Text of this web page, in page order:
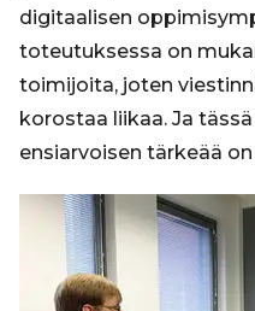
digitaalisen
toteutuksessa on
toimijoita, joten
korostaa liikaa. Ja
ensiarvoisen tärkeää